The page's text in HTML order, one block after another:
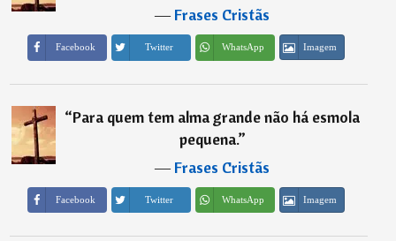
―Frases Cristãs
Facebook Twitter WhatsApp Imagem
“Para quem tem alma grande não há esmola
pequena.”
―Frases Cristãs
Facebook Twitter WhatsApp Imagem